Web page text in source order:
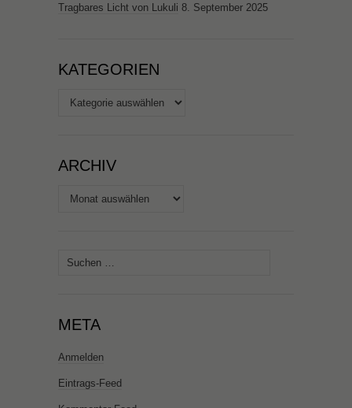
Tragbares Licht von Lukuli 8. September 2025
KATEGORIEN
Kategorien
ARCHIV
Archiv
Suchen
META
Anmelden
Eintrags-Feed